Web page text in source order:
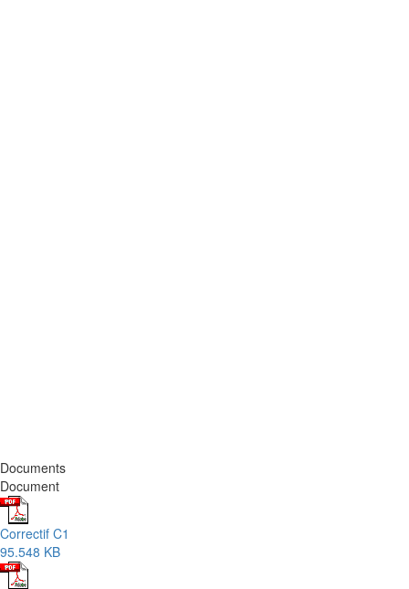
Documents
Document
Correctif C1
95.548 KB